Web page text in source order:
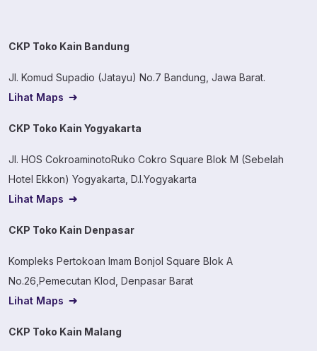
CKP Toko Kain Bandung
Jl. Komud Supadio (Jatayu) No.7 Bandung, Jawa Barat.
Lihat Maps
CKP Toko Kain Yogyakarta
Jl. HOS CokroaminotoRuko Cokro Square Blok M (Sebelah
Hotel Ekkon) Yogyakarta, D.I.Yogyakarta
Lihat Maps
CKP Toko Kain Denpasar
Kompleks Pertokoan Imam Bonjol Square Blok A
No.26,Pemecutan Klod, Denpasar Barat
Lihat Maps
CKP Toko Kain Malang